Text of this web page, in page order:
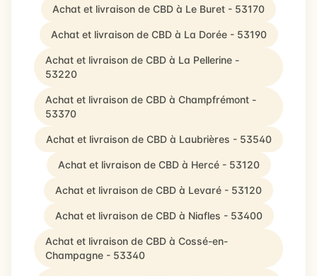
Achat et livraison de CBD à Le Buret - 53170
Achat et livraison de CBD à La Dorée - 53190
Achat et livraison de CBD à La Pellerine -
53220
Achat et livraison de CBD à Champfrémont -
53370
Achat et livraison de CBD à Laubrières - 53540
Achat et livraison de CBD à Hercé - 53120
Achat et livraison de CBD à Levaré - 53120
Achat et livraison de CBD à Niafles - 53400
Achat et livraison de CBD à Cossé-en-
Champagne - 53340